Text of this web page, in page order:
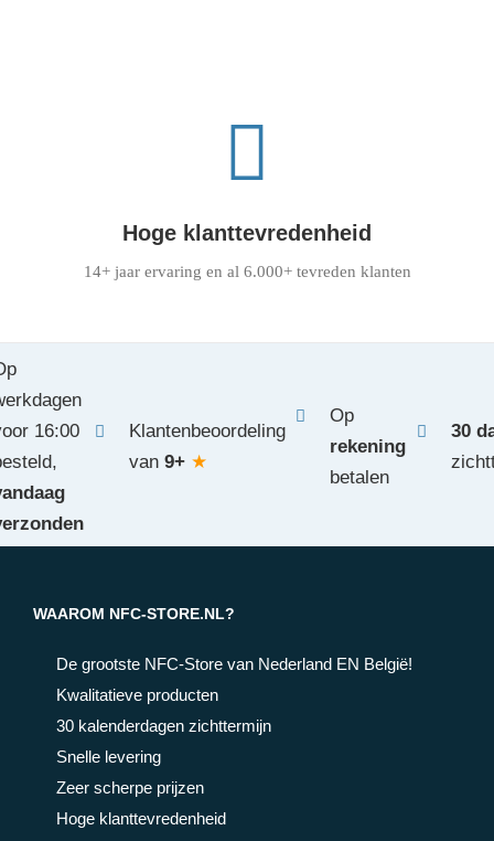
Hoge klanttevredenheid
14+ jaar ervaring en al 6.000+ tevreden klanten
16:00
Klantenbeoordeling
van 9+ ★
Op
rekening
betalen
30
WAAROM NFC-STORE.NL?
De grootste NFC-Store van Nederland EN België!
Kwalitatieve producten
30 kalenderdagen zichttermijn
Snelle levering
Zeer scherpe prijzen
Hoge klanttevredenheid